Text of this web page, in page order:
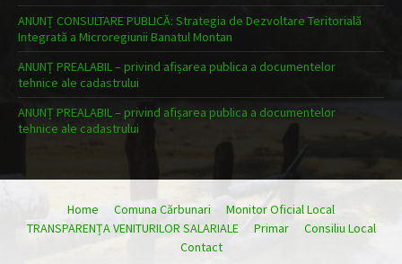
ANUNȚ CONSULTARE PUBLICĂ: Strategia de Dezvoltare Teritorială
Integrată a Microregiunii Banatul Montan
ANUNȚ PREALABIL – privind afișarea publica a documentelor
tehnice ale cadastrului
ANUNȚ PREALABIL – privind afișarea publica a documentelor
tehnice ale cadastrului
Home Comuna Cărbunari
Monitor Oficial Local
TRANSPARENȚA VENITURILOR SALARIALE
Primar
Consiliu Local
Contact